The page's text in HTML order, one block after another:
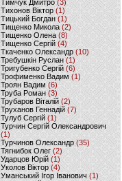
Тимчук Дмитро (3)
Тихонов Віктор (1)
Тицький Богдан (1)
Тищенко Микола (2)
Тищенко Олена (8)
Тищенко Сергій (4)
Ткаченко Олександр (10)
Требушкін Руслан (1)
Тригубенко Сергій(6)
Трофименко Вадим (1)
Троян Вадим (6)
Труба Роман(3)
Трубаров Віталій (2)
Труханов Геннадій (7)
Тулуб Сергій(1)
Турчин Сергій Олександрович
(1)
Турчинов Олександр(35)
Тягнибок Олег (2)
Ударцов Юрій (1)
Уколов Віктор(4)
Уманський Ігор Іванович(1)